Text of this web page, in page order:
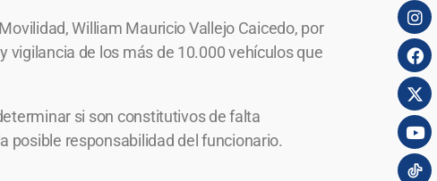
William Mauricio Vallejo Caicedo, por
de los más de 10.000 vehículos que
si son constitutivos de falta
posible responsabilidad del funcionario.